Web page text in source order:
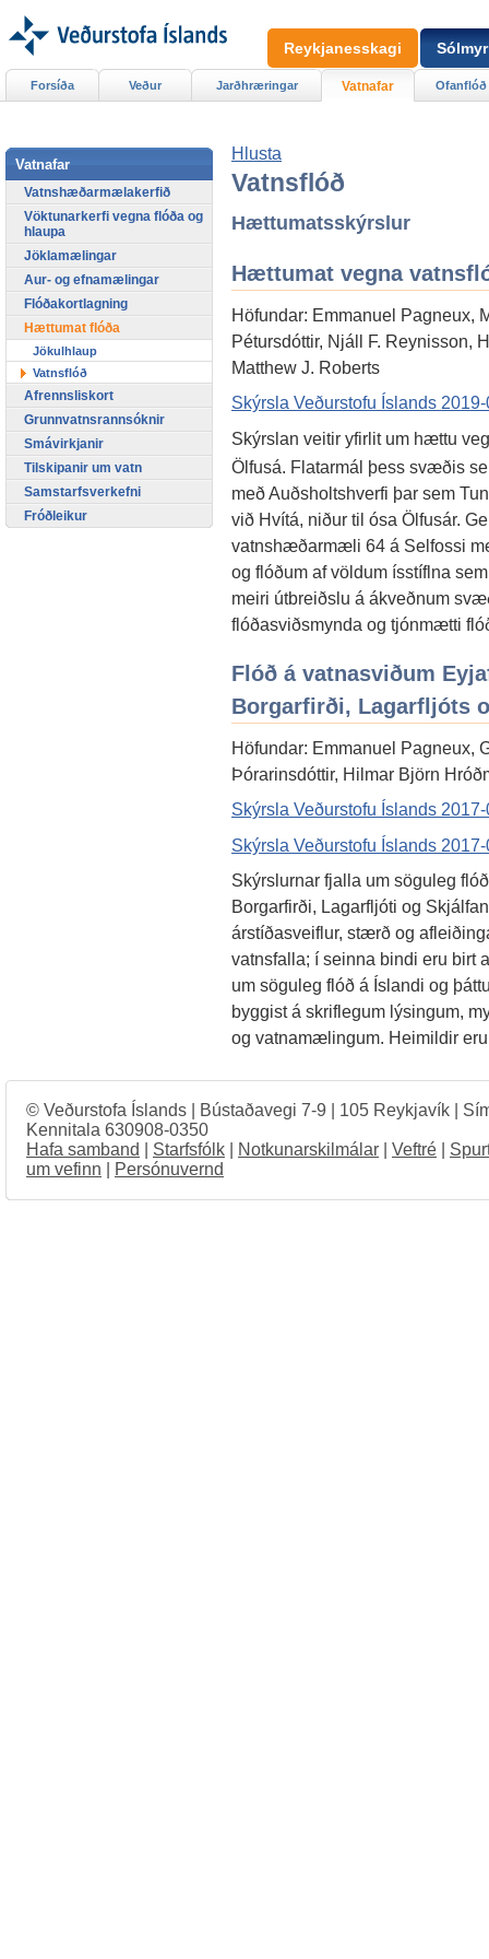
Hlusta
Vatnsflóð
Hættumatsskýrslur
Hættumat vegna
Höfundar: Emmanuel Pagneux,
Pétursdóttir, Njáll F. Reynisson,
Matthew J. Roberts
Skýrsla Veðurstofu Íslands
Skýrslan veitir yfirlit um hættu
Ölfusá. Flatarmál þess svæðis
með Auðsholtshverfi þar sem
við Hvítá, niður til ósa Ölfusár.
vatnshæðarmæli 64 á Selfossi
og flóðum af völdum ísstíflna
meiri útbreiðslu á ákveðnum
flóðasviðsmynda og tjónmætti
Flóð á vatnasviðum
Borgarfirði, Lagarfljóts
Höfundar: Emmanuel Pagneux,
Þórarinsdóttir, Hilmar Björn
Skýrsla Veðurstofu Íslands
Skýrsla Veðurstofu Íslands
Skýrslurnar fjalla um söguleg
Borgarfirði, Lagarfljóti og
árstíðasveiflur, stærð og
vatnsfalla; í seinna bindi eru birt
um söguleg flóð á Íslandi og
byggist á skriflegum lýsingum,
og vatnamælingum. Heimildir
Forsíða Veður Jarðhræringar Vatnafar Ofanflóð
Vatnafar
Vatnshæðarmælakerfið
Vöktunarkerfi vegna flóða og
hlaupa
Jöklamælingar
Aur- og efnamælingar
Flóðakortlagning
Hættumat flóða
Jökulhlaup
Vatnsflóð
Afrennsliskort
Grunnvatnsrannsóknir
Smávirkjanir
Tilskipanir um vatn
Samstarfsverkefni
Fróðleikur
Reykjanesskagi
© Veðurstofa Íslands | Bústaðavegi 7-9 | 105 Reykjavík |
Kennitala 630908-0350
Hafa samband
Starfsfólk Notkunarskilmálar Veftré
um vefinn
Persónuvernd